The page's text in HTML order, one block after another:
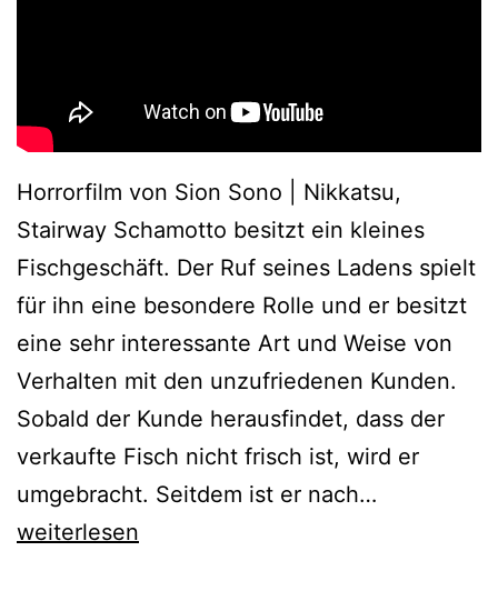
Horrorfilm von Sion Sono | Nikkatsu,
Stairway Schamotto besitzt ein kleines
Fischgeschäft. Der Ruf seines Ladens spielt
für ihn eine besondere Rolle und er besitzt
eine sehr interessante Art und Weise von
Verhalten mit den unzufriedenen Kunden.
Sobald der Kunde herausfindet, dass der
verkaufte Fisch nicht frisch ist, wird er
umgebracht. Seitdem ist er nach…
weiterlesen